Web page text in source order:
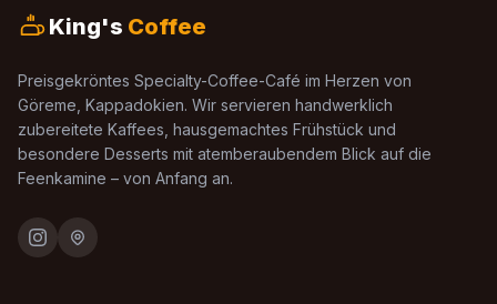
King's Coffee
Preisgekröntes Specialty-Coffee-Café im Herzen von
Göreme, Kappadokien. Wir servieren handwerklich
zubereitete Kaffees, hausgemachtes Frühstück und
besondere Desserts mit atemberaubendem Blick auf die
Feenkamine – von Anfang an.